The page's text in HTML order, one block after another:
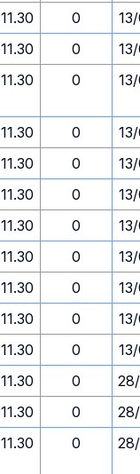
11.30 0
11.30 0
11.30 0
11.30 0
11.30 0
11.30 0
11.30 0
11.30 0
11.30 0
11.30 0
11.30 0
11.30 0
11.30 0
11.30 0